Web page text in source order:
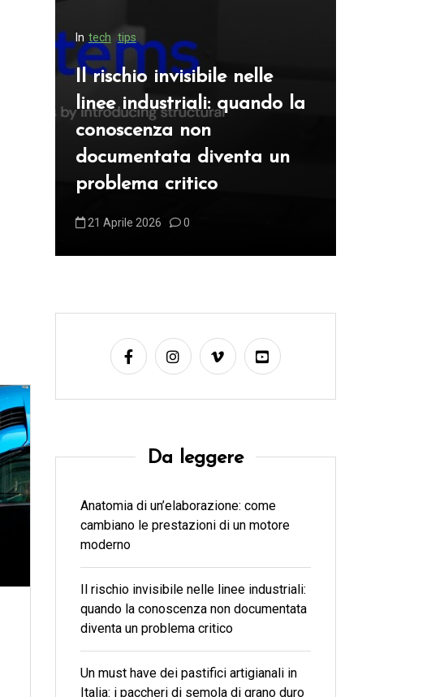
In tech tips
Il rischio invisibile nelle
linee industriali: quando la
conoscenza non
documentata diventa un
problema critico
21 Aprile 2026 0
Da leggere
Anatomia di un’elaborazione: come
cambiano le prestazioni di un motore
moderno
Il rischio invisibile nelle linee industriali:
quando la conoscenza non documentata
diventa un problema critico
Un must have dei pastifici artigianali in
Italia: i paccheri di semola di grano duro